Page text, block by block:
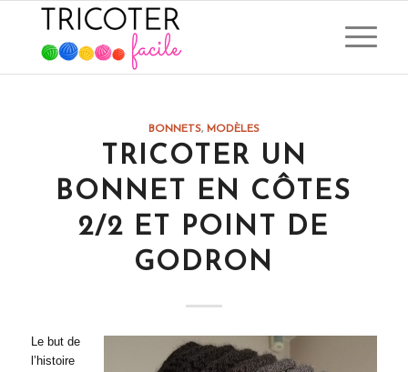
BONNETS, MODÈLES
TRICOTER UN
BONNET EN CÔTES
2/2 ET POINT DE
GODRON
Le but de
l’histoire